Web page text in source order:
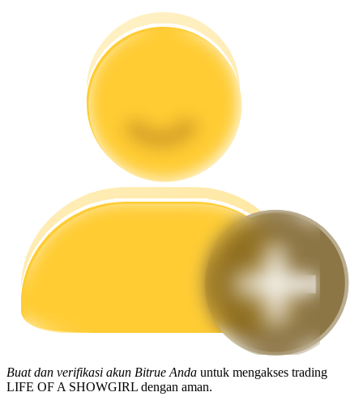
Panduan Pemula Berjangka
Strategi perdagangan
Pelajari cara untuk tetap menghasilkan keuntungan
Buat dan verifikasi akun Bitrue Anda untuk mengakses trading
LIFE OF A SHOWGIRL dengan aman.